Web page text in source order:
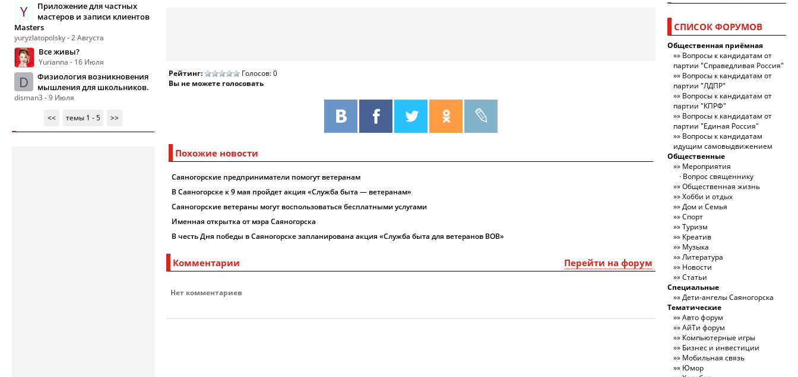
Y
Приложение для частных
мастеров и записи клиентов
Masters
yuryzlatopolsky - 2 Августа
Все живы?
Yurianna - 16 Июля
D
Физиология возникновения
мышления для школьников.
disman3 - 9 Июля
<<
темы 1 - 5 >>
Рейтинг:
Голосов: 0
Вы не можете голосовать
Похожие новости
Саяногорские предприниматели помогут ветеранам
В Саяногорске к 9 мая пройдет акция «Служба быта — ветеранам»
Саяногорские ветераны могут воспользоваться бесплатными услугами
Именная открытка от мэра Саяногорска
В честь Дня победы в Саяногорске запланирована акция «Служба быта для ветеранов ВОВ»
Перейти на форум
Комментарии
Нет комментариев
СПИСОК ФОРУМОВ
Общественная приёмная
Вопросы к кандидатам от
партии "Справедливая Россия"
Вопросы к кандидатам от
партии "ЛДПР"
Вопросы к кандидатам от
партии "КПРФ"
Вопросы к кандидатам от
партии "Единая Россия"
Вопросы к кандидатам
идущим самовыдвижением
Общественные
Мероприятия
Вопрос священнику
Общественная жизнь
Хобби и отдых
Дом и Семья
Спорт
Туризм
Креатив
Музыка
Литература
Новости
Статьи
Специальные
Дети-ангелы Саяногорска
Тематические
Авто форум
АйТи форум
Компьютерные игры
Бизнес и инвестиции
Мобильная связь
Юмор